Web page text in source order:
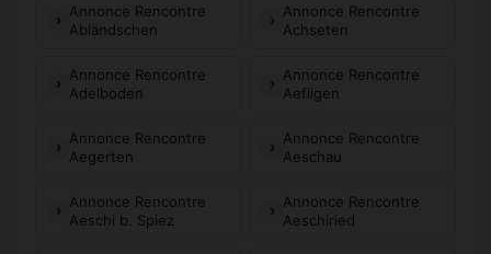
Annonce Rencontre
Abländschen
Annonce Rencontre
Achseten
Annonce Rencontre
Adelboden
Annonce Rencontre
Aefligen
Annonce Rencontre
Aegerten
Annonce Rencontre
Aeschau
Annonce Rencontre
Aeschi b. Spiez
Annonce Rencontre
Aeschiried